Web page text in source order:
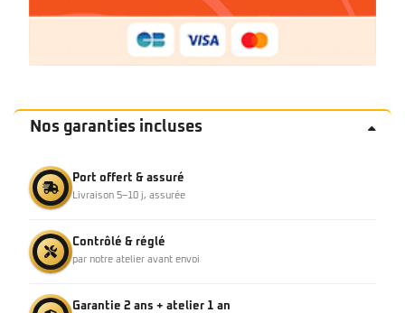
Nos garanties incluses
Port offert & assuré
Livraison 5–10 j, assurée
Contrôlé & réglé
par notre atelier avant envoi
Garantie 2 ans + atelier 1 an